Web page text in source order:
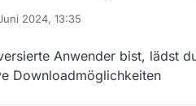
2024, 13:35
Anwender bist, lädst
Downloadmöglichkeiten